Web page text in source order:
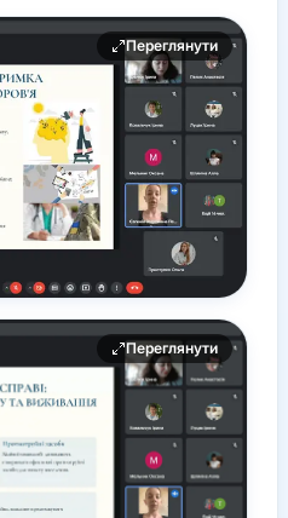
Переглянути
Переглянути